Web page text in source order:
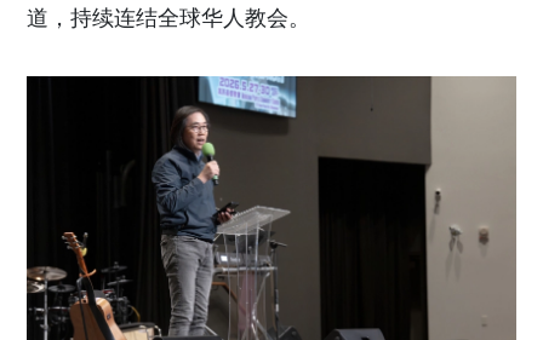
道，持续连结全球华人教会。